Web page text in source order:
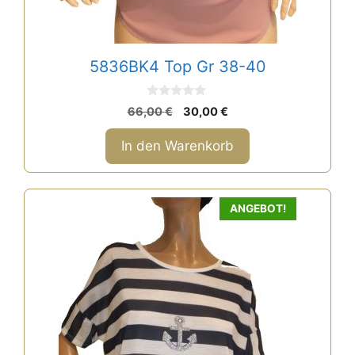
5836BK4 Top Gr 38-40
0
v
o
n
5
66,00€
Ursprünglicher
Preis
war:
66,00 €
30,00€Aktueller
Preis
ist:
30,00 €.
In den Warenkorb
ANGEBOT!